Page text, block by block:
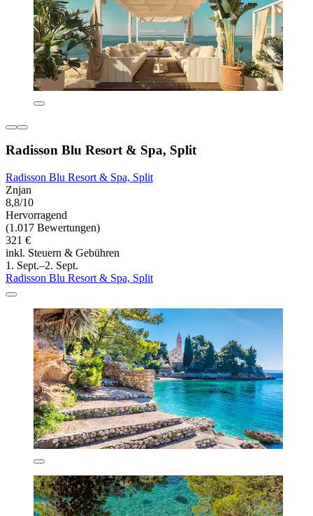
Radisson Blu Resort & Spa, Split
Radisson Blu Resort & Spa, Split
Znjan
8,8/10
Hervorragend
(1.017 Bewertungen)
321 €
inkl. Steuern & Gebühren
1. Sept.–2. Sept.
Radisson Blu Resort & Spa, Split